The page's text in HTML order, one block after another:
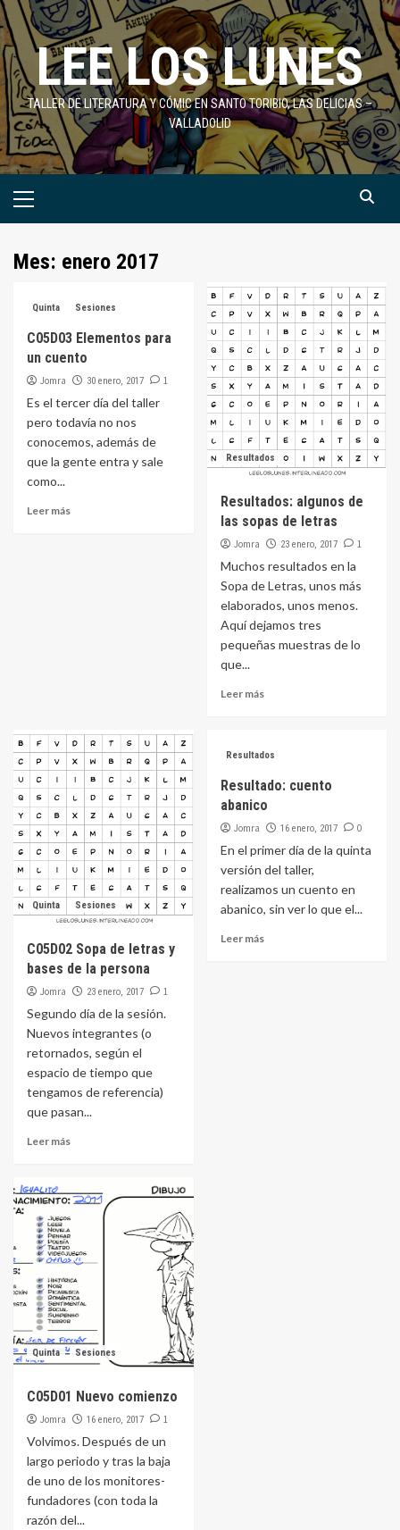
Saltar
al
contenidoLEE LOS LUNES
TALLER DE LITERATURA Y CÓMIC EN SANTO TORIBIO, LAS DELICIAS –
VALLADOLID
Menú
Mes: enero 2017
Quinta Sesiones
C05D03 Elementos para
un cuento
Jomra 30 enero, 2017 1
Es el tercer día del taller
pero todavía no nos
conocemos, además de
que la gente entra y sale
como...
Leer más
Resultados
Resultados: algunos de
las sopas de letras
Jomra 23 enero, 2017 1
Muchos resultados en la
Sopa de Letras, unos más
elaborados, unos menos.
Aquí dejamos tres
pequeñas muestras de lo
que...
Leer más
Quinta Sesiones
C05D02 Sopa de letras y
bases de la persona
Jomra 23 enero, 2017 1
Segundo día de la sesión.
Nuevos integrantes (o
retornados, según el
espacio de tiempo que
tengamos de referencia)
que pasan...
Leer más
Resultados
Resultado: cuento
abanico
Jomra 16 enero, 2017 0
En el primer día de la quinta
versión del taller,
realizamos un cuento en
abanico, sin ver lo que el...
Leer más
Quinta Sesiones
C05D01 Nuevo comienzo
Jomra 16 enero, 2017 1
Volvimos. Después de un
largo periodo y tras la baja
de uno de los monitores-
fundadores (con toda la
razón del...